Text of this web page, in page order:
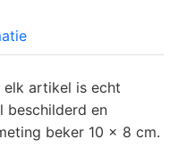
elk artikel is echt
beschilderd en
beker 10 x 8 cm.